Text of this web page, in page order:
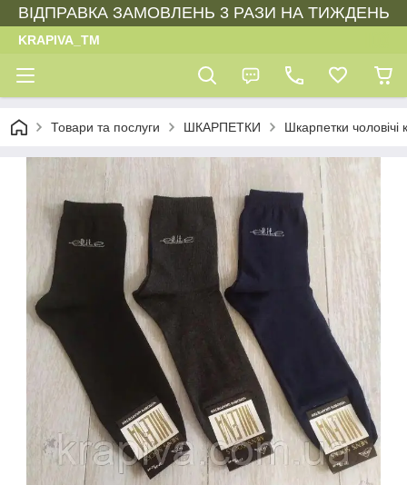
ВІДПРАВКА ЗАМОВЛЕНЬ 3 РАЗИ НА ТИЖДЕНЬ
KRAPIVA_TM
Товари та послуги ШКАРПЕТКИ Шкарпетки